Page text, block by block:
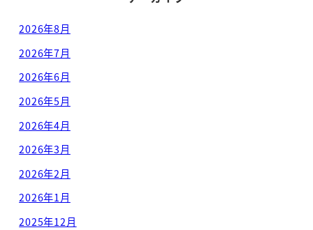
2026年8月
2026年7月
2026年6月
2026年5月
2026年4月
2026年3月
2026年2月
2026年1月
2025年12月